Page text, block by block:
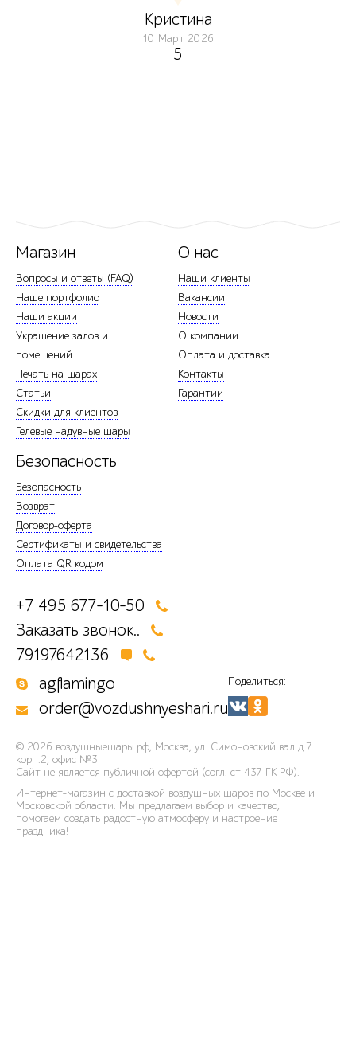
Кристина
10 Март 2026
5
Магазин
Вопросы и ответы (FAQ)
Наше портфолио
Наши акции
Украшение залов и
помещений
Печать на шарах
Статьи
Скидки для клиентов
Гелевые надувные шары
О нас
Наши клиенты
Вакансии
Новости
О компании
Оплата и доставка
Контакты
Гарантии
Безопасность
Безопасность
Возврат
Договор-оферта
Сертификаты и свидетельства
Оплата QR кодом
+7 495 677-10-50
Заказать звонок..
79197642136
agflamingo
order@vozdushnyeshari.ru
Поделиться:
© 2026 воздушныешары.рф, Москва, ул. Симоновский вал д.7
корп.2, офис №3
Сайт не является публичной офертой (согл. ст 437 ГК РФ).
Интернет-магазин с доставкой воздушных шаров по Москве и
Московской области. Мы предлагаем выбор и качество,
помогаем создать радостную атмосферу и настроение
праздника!